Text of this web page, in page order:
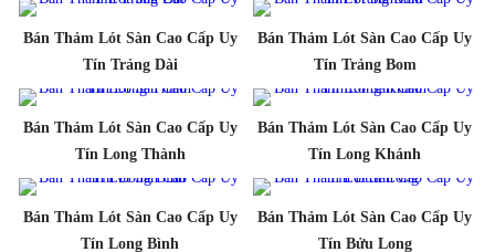
Bán Thảm Lót Sàn Cao Cấp Uy
Tín Trảng Dài
Bán Thảm Lót Sàn Cao Cấp Uy
Tín Trảng Bom
Bán Thảm Lót Sàn Cao Cấp Uy
Tín Long Thành
Bán Thảm Lót Sàn Cao Cấp Uy
Tín Long Khánh
Bán Thảm Lót Sàn Cao Cấp Uy
Tín Long Bình
Bán Thảm Lót Sàn Cao Cấp Uy
Tín Bửu Long